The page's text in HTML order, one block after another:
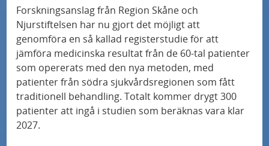
med nya tekniker
Nya Vävnadsbanken skapar fler möjligheter
Forskningschefens vision: ”Alla patienter ska
erbjudas att ingå i en studie”
Internationellt samarbete ska stärka
Forskningsanslag från Region Skåne och
Njurstiftelsen har nu gjort det möjligt att
genomföra en så kallad registerstudie för att
jämföra medicinska resultat från de 60-tal patienter
som opererats med den nya metoden, med
patienter från södra sjukvårdsregionen som fått
traditionell behandling. Totalt kommer drygt 300
patienter att ingå i studien som beräknas vara klar
2027.